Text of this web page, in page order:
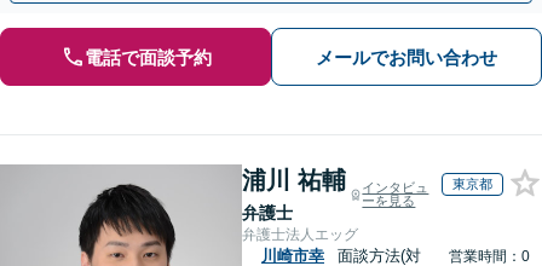
電話で面談予約 メールでお問い合わせ
浦川 祐輔
弁護士
インタビュ
ーを見る
東京都
弁護士法人エッグ
川崎市幸
面談方法(対
営業時間：0